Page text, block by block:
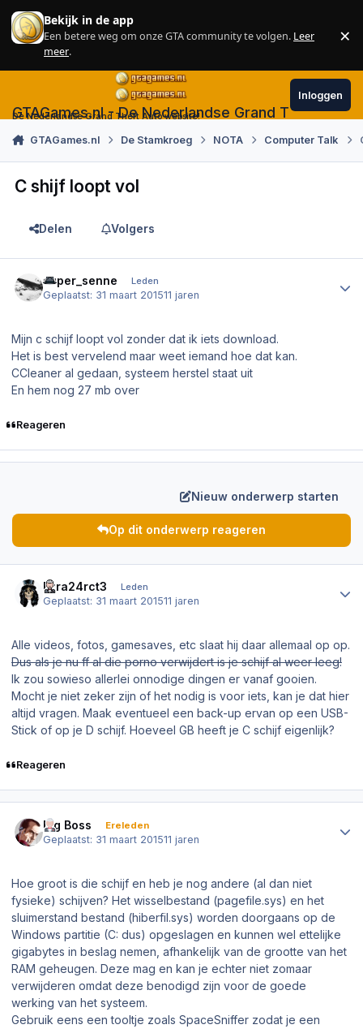
Skip to content
Bekijk in de app
Een betere weg om onze GTA community te volgen. Leer
meer.
×
GTAGames.nl - De Nederlandse Grand Theft Auto
De Nederlandse Grand Theft Auto website!
Inloggen
GTAGames.nl De Stamkroeg NOTA Computer Talk
C shijf loopt vol
Delen Volgers
super_senne Leden
Geplaatst: 31 maart 201511 jaren
Mijn c schijf loopt vol zonder dat ik iets download.
Het is best vervelend maar weet iemand hoe dat kan.
CCleaner al gedaan, systeem herstel staat uit
En hem nog 27 mb over
Reageren
Nieuw onderwerp starten
Op dit onderwerp reageren
Ezra24rct3 Leden
Geplaatst: 31 maart 201511 jaren
Alle videos, fotos, gamesaves, etc slaat hij daar allemaal op op.
Dus als je nu ff al die porno verwijdert is je schijf al weer leeg!
Ik zou sowieso allerlei onnodige dingen er vanaf gooien.
Mocht je niet zeker zijn of het nodig is voor iets, kan je dat hier
altijd vragen. Maak eventueel een back-up ervan op een USB-
Stick of op je D schijf. Hoeveel GB heeft je C schijf eigenlijk?
Reageren
Big Boss Ereleden
Geplaatst: 31 maart 201511 jaren
Hoe groot is die schijf en heb je nog andere (al dan niet
fysieke) schijven? Het wisselbestand (pagefile.sys) en het
sluimerstand bestand (hiberfil.sys) worden doorgaans op de
Windows partitie (C: dus) opgeslagen en kunnen wel ettelijke
gigabytes in beslag nemen, afhankelijk van de grootte van het
RAM geheugen. Deze mag en kan je echter niet zomaar
verwijderen omdat deze benodigd zijn voor de goede
werking van het systeem.
Gebruik eens een tooltje zoals SpaceSniffer zodat je een